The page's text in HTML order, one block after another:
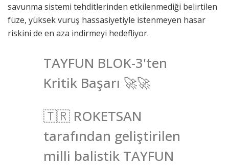
savunma sistemi tehditlerinden etkilenmediği belirtilen
füze, yüksek vuruş hassasiyetiyle istenmeyen hasar
riskini de en aza indirmeyi hedefliyor.
TAYFUN BLOK-3'ten
Kritik Başarı 🚀🚀
🇹🇷 ROKETSAN
tarafından geliştirilen
milli balistik TAYFUN